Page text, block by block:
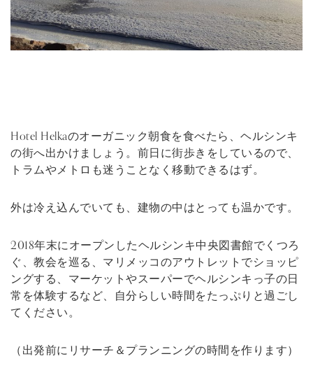
Hotel Helkaのオーガニック朝食を食べたら、ヘルシンキ
の街へ出かけましょう。前日に街歩きをしているので、
トラムやメトロも迷うことなく移動できるはず。
外は冷え込んでいても、建物の中はとっても温かです。
2018年末にオープンしたヘルシンキ中央図書館でくつろ
ぐ、教会を巡る、マリメッコのアウトレットでショッピ
ングする、マーケットやスーパーでヘルシンキっ子の日
常を体験するなど、自分らしい時間をたっぷりと過ごし
てください。
（出発前にリサーチ＆プランニングの時間を作ります）